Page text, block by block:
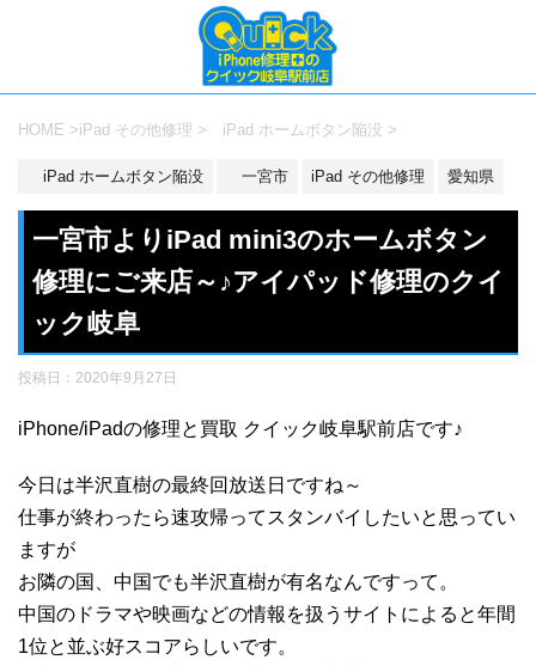
HOME >iPad その他修理 > iPad ホームボタン陥没 >
iPad ホームボタン陥没 一宮市 iPad その他修理 愛知県
一宮市よりiPad mini3のホームボタン
修理にご来店～♪アイパッド修理のクイ
ック岐阜
投稿日： 2020年9月27日
iPhone/iPadの修理と買取 クイック岐阜駅前店です♪
今日は半沢直樹の最終回放送日ですね～
仕事が終わったら速攻帰ってスタンバイしたいと思ってい
ますが
お隣の国、中国でも半沢直樹が有名なんですって。
中国のドラマや映画などの情報を扱うサイトによると年間
1位と並ぶ好スコアらしいです。